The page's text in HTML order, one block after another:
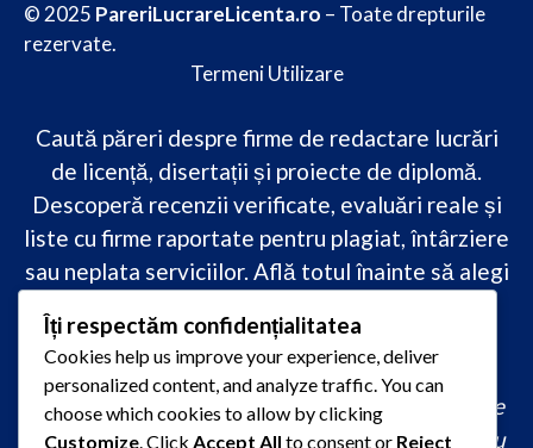
© 2025 PareriLucrareLicenta.ro – Toate drepturile
rezervate.
Termeni Utilizare
Caută păreri despre firme de redactare lucrări
de licență, disertații și proiecte de diplomă.
Descoperă recenzii verificate, evaluări reale și
liste cu firme raportate pentru plagiat, întârziere
sau neplata serviciilor. Află totul înainte să alegi
academicădoar pe PareriLucrareLicenta.ro.
comandă lucrare de licență originală, redactare
lucrare licență urgent, ajutor profesional pentru
Îți respectăm confidențialitatea
Cookies help us improve your experience, deliver
personalized content, and analyze traffic. You can
choose which cookies to allow by clicking
Customize . Click Accept All to consent or Reject